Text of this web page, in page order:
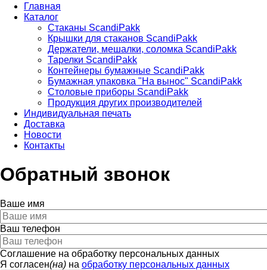
Главная
Каталог
Стаканы ScandiPakk
Крышки для стаканов ScandiPakk
Держатели, мешалки, соломка ScandiPakk
Тарелки ScandiPakk
Контейнеры бумажные ScandiPakk
Бумажная упаковка "На вынос" ScandiPakk
Столовые приборы ScandiPakk
Продукция других производителей
Индивидуальная печать
Доставка
Новости
Контакты
Обратный звонок
Ваше имя
Ваш телефон
Соглашение на обработку персональных данных
Я согласен(на) на обработку персональных данных